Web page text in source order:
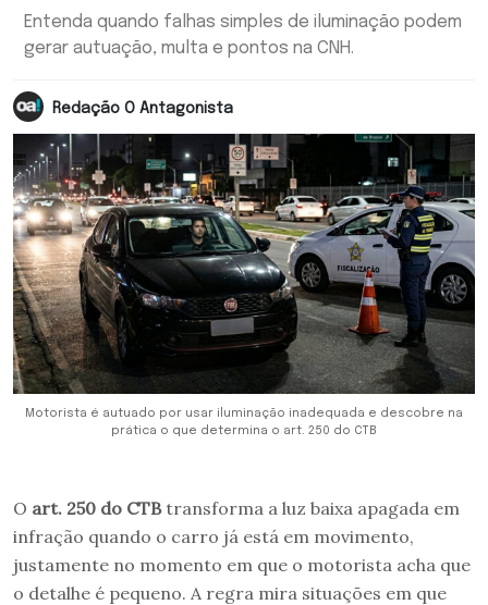
Entenda quando falhas simples de iluminação podem
gerar autuação, multa e pontos na CNH.
Redação O Antagonista
Motorista é autuado por usar iluminação inadequada e descobre na
prática o que determina o art. 250 do CTB
O art. 250 do CTBtransforma a luz baixa apagada em
infração quando o carro já está em movimento,
justamente no momento em que o motorista acha que
o detalhe é pequeno. A regra mira situações em que